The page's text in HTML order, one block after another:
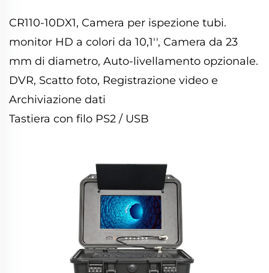
CR110-10DX1, Camera per ispezione tubi.
monitor HD a colori da 10,1'', Camera da 23
mm di diametro, Auto-livellamento opzionale.
DVR, Scatto foto, Registrazione video e
Archiviazione dati
Tastiera con filo PS2 / USB